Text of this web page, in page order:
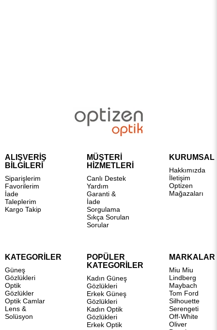
ALIŞVERİŞ
BİLGİLERİ
Siparişlerim
Favorilerim
İade
Taleplerim
Kargo Takip
MÜŞTERİ
HİZMETLERİ
Canlı Destek
Yardım
Garanti &
İade
Sorgulama
Sıkça Sorulan
Sorular
KURUMSAL
Hakkımızda
İletişim
Optizen
Mağazaları
KATEGORİLER
Güneş
Gözlükleri
Optik
Gözlükler
Optik Camlar
Lens &
Solüsyon
POPÜLER
KATEGORİLER
Kadın Güneş
Gözlükleri
Erkek Güneş
Gözlükleri
Kadın Optik
Gözlükleri
Erkek Optik
MARKALAR
Miu Miu
Lindberg
Maybach
Tom Ford
Silhouette
Serengeti
Off-White
Oliver